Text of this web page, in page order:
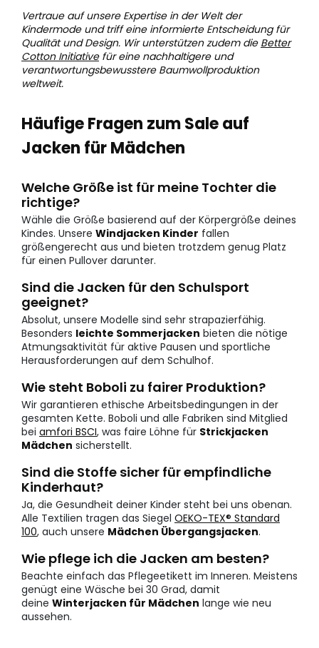
Vertraue auf unsere Expertise in der Welt der
Kindermode und triff eine informierte Entscheidung für
Qualität und Design. Wir unterstützen zudem die Better
Cotton Initiativefür eine nachhaltigere und
verantwortungsbewusstere Baumwollproduktion
weltweit.
Häufige Fragen zum Sale auf
Jacken für Mädchen
Welche Größe ist für meine Tochter die
richtige?
Wähle die Größe basierend auf der Körpergröße deines
Kindes. Unsere Windjacken Kinder fallen
größengerecht aus und bieten trotzdem genug Platz
für einen Pullover darunter.
Sind die Jacken für den Schulsport
geeignet?
Absolut, unsere Modelle sind sehr strapazierfähig.
Besonders leichte Sommerjacken bieten die nötige
Atmungsaktivität für aktive Pausen und sportliche
Herausforderungen auf dem Schulhof.
Wie steht Boboli zu fairer Produktion?
Wir garantieren ethische Arbeitsbedingungen in der
gesamten Kette. Boboli und alle Fabriken sind Mitglied
bei amfori BSCI, was faire Löhne für Strickjacken
Mädchen sicherstellt.
Sind die Stoffe sicher für empfindliche
Kinderhaut?
Ja, die Gesundheit deiner Kinder steht bei uns obenan.
Alle Textilien tragen das Siegel OEKO-TEX® Standard
100, auch unsere Mädchen Übergangsjacken.
Wie pflege ich die Jacken am besten?
Beachte einfach das Pflegeetikett im Inneren. Meistens
genügt eine Wäsche bei 30 Grad, damit
deine Winterjacken für Mädchen lange wie neu
aussehen.